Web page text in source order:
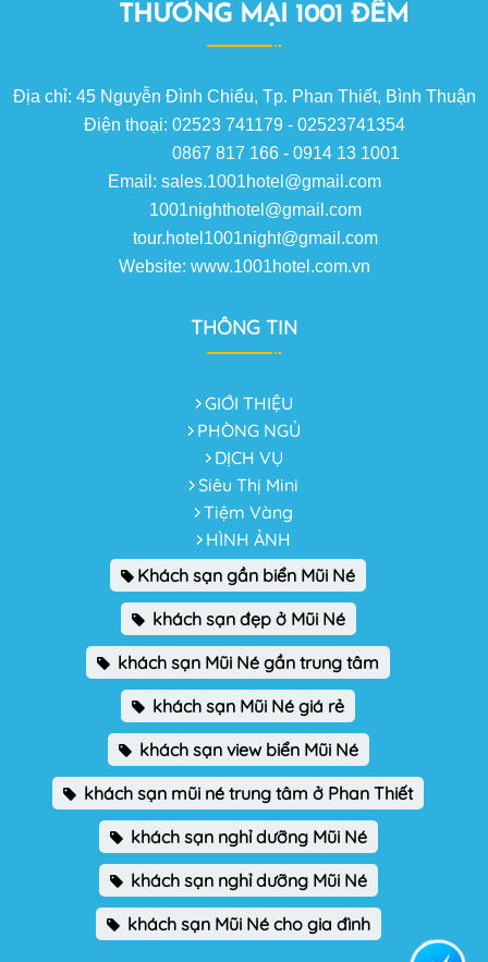
THƯƠNG MẠI 1001 ĐÊM
Địa chỉ: 45 Nguyễn Đình Chiểu, Tp. Phan Thiết, Bình Thuận
Điện thoại: 02523 741179 - 02523741354
0867 817 166 - 0914 13 1001
Email: sales.1001hotel@gmail.com
1001nighthotel@gmail.com
tour.hotel1001night@gmail.com
Website: www.1001hotel.com.vn
THÔNG TIN
GIỚI THIỆU
PHÒNG NGỦ
DỊCH VỤ
Siêu Thị Mini
Tiệm Vàng
HÌNH ẢNH
Khách sạn gần biển Mũi Né
khách sạn đẹp ở Mũi Né
khách sạn Mũi Né gần trung tâm
khách sạn Mũi Né giá rẻ
khách sạn view biển Mũi Né
khách sạn mũi né trung tâm ở Phan Thiết
khách sạn nghỉ dưỡng Mũi Né
khách sạn nghỉ dưỡng Mũi Né
khách sạn Mũi Né cho gia đình